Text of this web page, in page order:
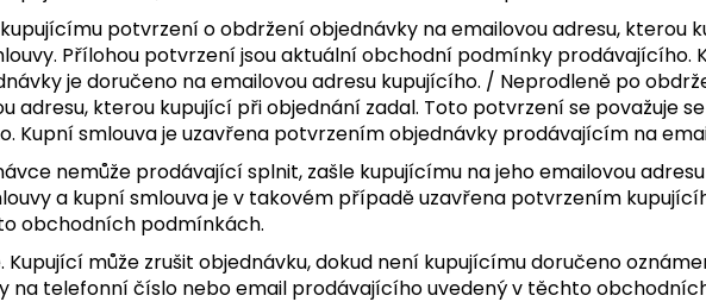
potvrzení o obdržení objednávky na emailovou adresu, kterou
Přílohou potvrzení jsou aktuální obchodní podmínky prodávajícího.
je doručeno na emailovou adresu kupujícího. / Neprodleně po
kterou kupující při objednání zadal. Toto potvrzení se považuje
smlouva je uzavřena potvrzením objednávky prodávajícím na
nemůže prodávající splnit, zašle kupujícímu na jeho emailovou
a kupní smlouva je v takovém případě uzavřena potvrzením
obchodních podmínkách.
může zrušit objednávku, dokud není kupujícímu doručeno
na telefonní číslo nebo email prodávajícího uvedený v těchto